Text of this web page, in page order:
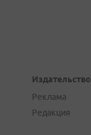
Издательство
Реклама
Редакция